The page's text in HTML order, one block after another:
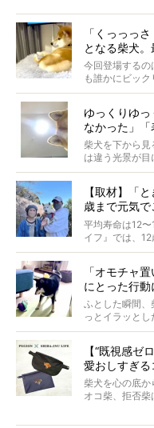
がるのでしょう
最近版画製作を
屋敷裕政さん
タビューと合
「くっっっ
となる柴犬。
今回登場するの
も誰かにビッ
起きたとか、
ゆっくりゆ
なかった」「
柴犬を下から
は違う光景が
つぶらに見え
【取材】「
歳まで元気
#38ときろう
平均寿命は12
イフ』では、
意を込めて“レ
ォーカスし、
だと思うことを
回登場してく
ら食が細かっ
「オモチャ
にとった行動
ふとした瞬間、
っとイラッと
いように見え
【“既視感
愛おしすぎる
柴犬を心の底
オコ柴、拒否柴
でもちょっと
シーンがあっ